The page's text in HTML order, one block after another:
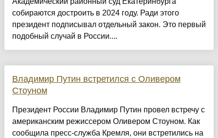
собираются достроить в 2024 году. Ради этого
президент подписывал отдельный закон. Это первый
подобный случай в России....
Владимир Путин встретился с Оливером
Стоуном
Президент России Владимир Путин провел встречу с
американским режиссером Оливером Стоуном. Как
сообщила пресс-служба Кремля, они встретились на